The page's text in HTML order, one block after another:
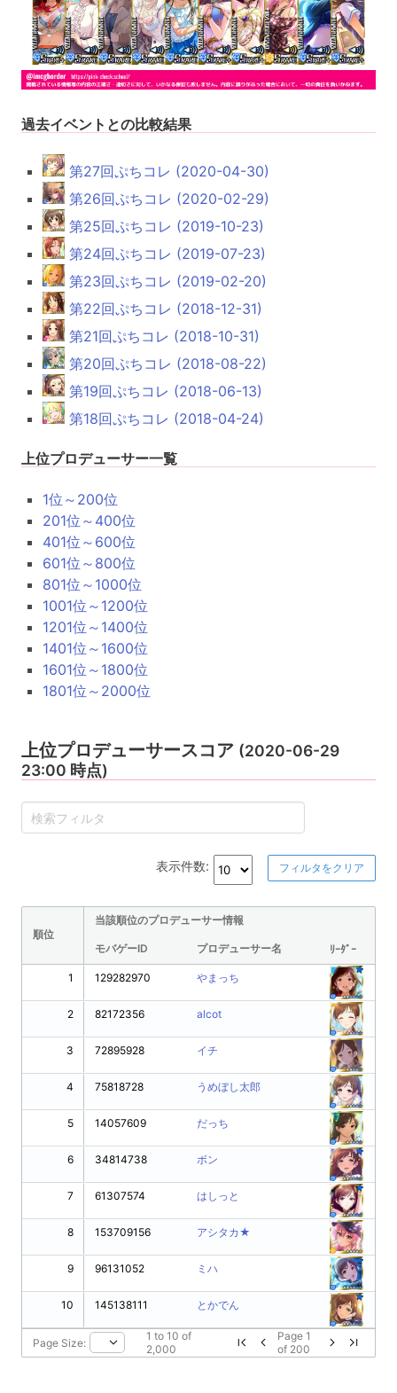
過去イベントとの比較結果
第27回ぷちコレ (2020-04-30)
第26回ぷちコレ (2020-02-29)
第25回ぷちコレ (2019-10-23)
第24回ぷちコレ (2019-07-23)
第23回ぷちコレ (2019-02-20)
第22回ぷちコレ (2018-12-31)
第21回ぷちコレ (2018-10-31)
第20回ぷちコレ (2018-08-22)
第19回ぷちコレ (2018-06-13)
第18回ぷちコレ (2018-04-24)
上位プロデューサー一覧
1位～200位
201位～400位
401位～600位
601位～800位
801位～1000位
1001位～1200位
1201位～1400位
1401位～1600位
1601位～1800位
1801位～2000位
上位プロデューサースコア (2020-06-29
23:00 時点)
表示件数: フィルタをクリア
順位
当該順位のプロデューサー情報
モバゲーID プロデューサー名 ﾘｰﾀﾞｰ
1
2
3
4
5
6
7
8
9
10
129282970 やまっち
82172356 alcot
72895928 イチ
75818728 うめぼし太郎
14057609 だっち
34814738 ボン
61307574 はしっと
153709156 アシタカ★
96131052 ミハ
145138111 とかでん
Page Size: 1 to 10 of
2,000
Page 1
of 200